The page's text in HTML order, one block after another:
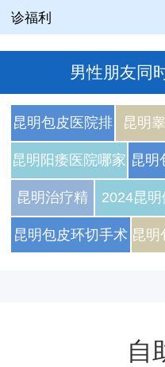
诊福利
男性朋友同
昆明包皮医院排
名前五，2025年
最新口碑榜单曝
光！
昆明
治？本
方
昆明阳痿医院哪家
强？专业男科诊
疗，重燃男性自
昆明
治疗
的医
昆明治疗精
索静脉曲张
2024昆
少钱？费
昆明包皮环切手术 昆明
自